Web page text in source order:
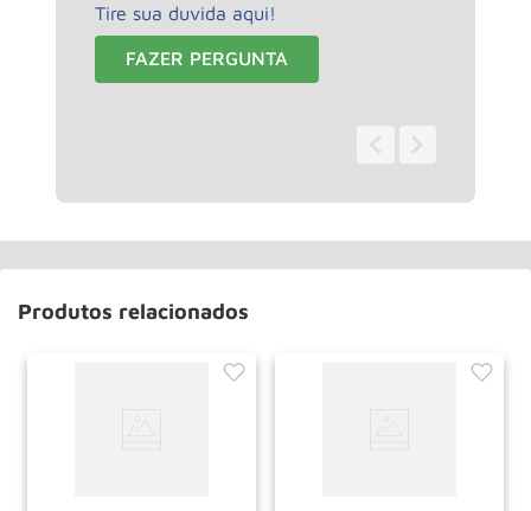
Tire sua duvida aqui!
FAZER PERGUNTA
Produtos relacionados